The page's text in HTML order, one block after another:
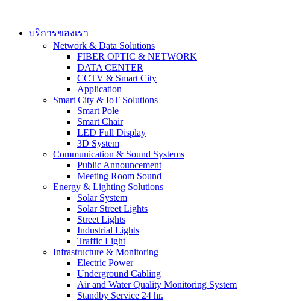
contentบริการของเรา
Network & Data Solutions
FIBER OPTIC & NETWORK​
DATA CENTER
CCTV & Smart City
Application
Smart City & IoT Solutions
Smart Pole
Smart Chair
LED Full Display
3D System
Communication & Sound Systems
Public Announcement
Meeting Room Sound
Energy & Lighting Solutions
Solar System
Solar Street Lights
Street Lights
Industrial Lights
Traffic Light
Infrastructure & Monitoring
Electric Power
Underground Cabling
Air and Water Quality Monitoring System
Standby Service 24 hr.